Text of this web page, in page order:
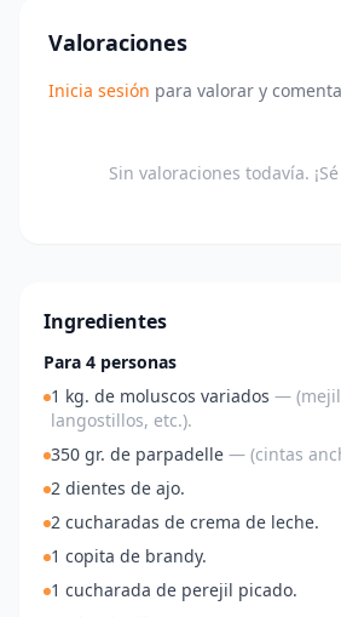
Valoraciones
Inicia sesión para valorar y
Sin valoraciones todavía.
Ingredientes
Para 4 personas
1 kg. de moluscos variados —
langostillos, etc.).
350 gr. de parpadelle — (cintas
2 dientes de ajo.
2 cucharadas de crema de leche.
1 copita de brandy.
1 cucharada de perejil picado.